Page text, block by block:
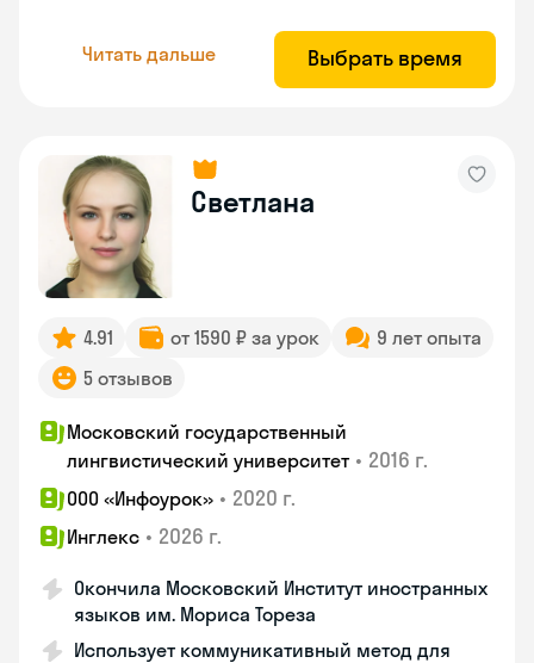
Читать дальше Выбрать время
Светлана
4.91 от 1590 ₽ за урок
9 лет опыта
5 отзывов
Московский государственный
лингвистический университет • 2016 г.
ООО «Инфоурок» • 2020 г.
Инглекс • 2026 г.
Окончила Московский Институт иностранных
языков им. Мориса Тореза
Использует коммуникативный метод для